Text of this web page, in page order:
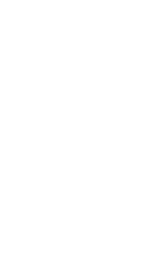
正式版，新版
Ghost 0.5.3 英